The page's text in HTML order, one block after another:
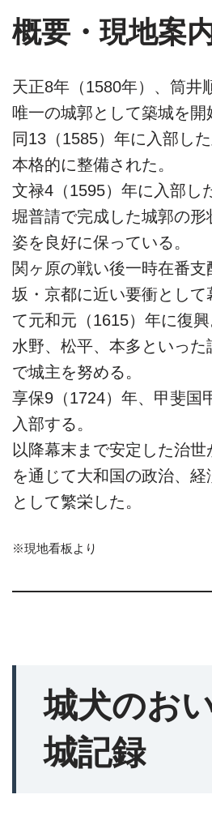
概要・現地案
天正8年（1580年）、筒井
唯一の城郭として築城を開
同13（1585）年に入部し
本格的に整備された。
文禄4（1595）年に入部し
堀普請で完成した城郭の形
姿を良好に保っている。
関ヶ原の戦い後一時在番支
坂・京都に近い要衝とし
て元和元（1615）年に復興
水野、松平、本多といっ
で城主を努める。
享保9（1724）年、甲斐国
入部する。
以降幕末まで安定した治
を通じて大和国の政治、
として繁栄した。
※現地看板より
城犬のお
城記録